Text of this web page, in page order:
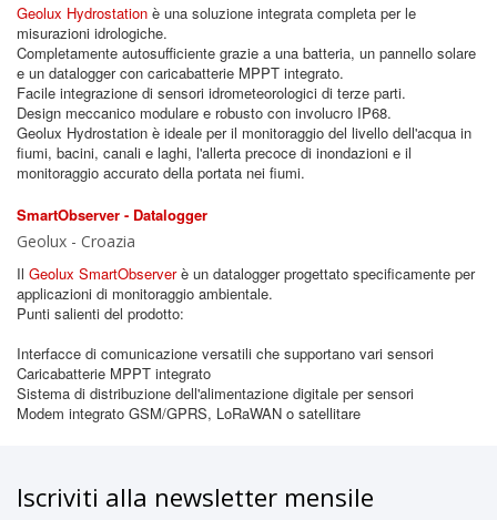
Geolux Hydrostation è una soluzione integrata completa per le
misurazioni idrologiche.
Completamente autosufficiente grazie a una batteria, un pannello solare
e un datalogger con caricabatterie MPPT integrato.
Facile integrazione di sensori idrometeorologici di terze parti.
Design meccanico modulare e robusto con involucro IP68.
Geolux Hydrostation è ideale per il monitoraggio del livello dell'acqua in
fiumi, bacini, canali e laghi, l'allerta precoce di inondazioni e il
monitoraggio accurato della portata nei fiumi.
SmartObserver - Datalogger
Geolux - Croazia
Il Geolux SmartObserverè un datalogger progettato specificamente per
applicazioni di monitoraggio ambientale.
Punti salienti del prodotto:
Interfacce di comunicazione versatili che supportano vari sensori
Caricabatterie MPPT integrato
Sistema di distribuzione dell'alimentazione digitale per sensori
Modem integrato GSM/GPRS, LoRaWAN o satellitare
Iscriviti alla newsletter mensile